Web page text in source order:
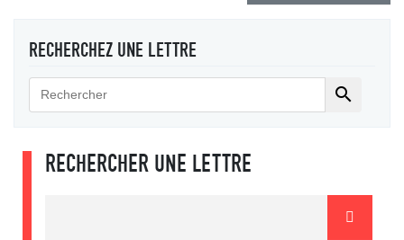
RECHERCHEZ UNE LETTRE

RECHERCHER UNE LETTRE